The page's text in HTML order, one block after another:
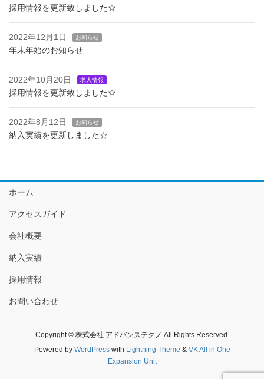
採用情報を更新致しました☆
2022年12月1日 お知らせ
年末年始のお知らせ
2022年10月20日 求人情報
採用情報を更新致しました☆
2022年8月12日 お知らせ
納入実績を更新しました☆
ホーム
アクセスガイド
会社概要
納入実績
採用情報
お問い合わせ
Copyright © 株式会社 アドバンステクノ All Rights Reserved.
Powered by WordPresswith Lightning Theme & VK All in One
Expansion Unit